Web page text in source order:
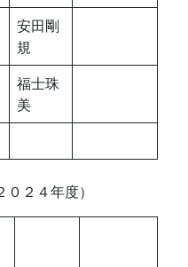
安田剛
規
福士珠
美
２４年度）